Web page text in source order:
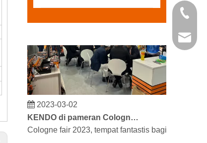
2023-03-02
Cologne fair 2023, tempat fantastis bagi Kendo
+86 21